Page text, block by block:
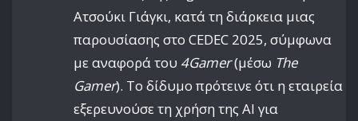
Ατσούκι Γιάγκι, κατά τη διάρκεια μιας
παρουσίασης στο CEDEC 2025, σύμφωνα
με αναφορά του 4Gamer(μέσω The
Gamer). Το δίδυμο πρότεινε ότι η εταιρεία
εξερευνούσε τη χρήση της AI για